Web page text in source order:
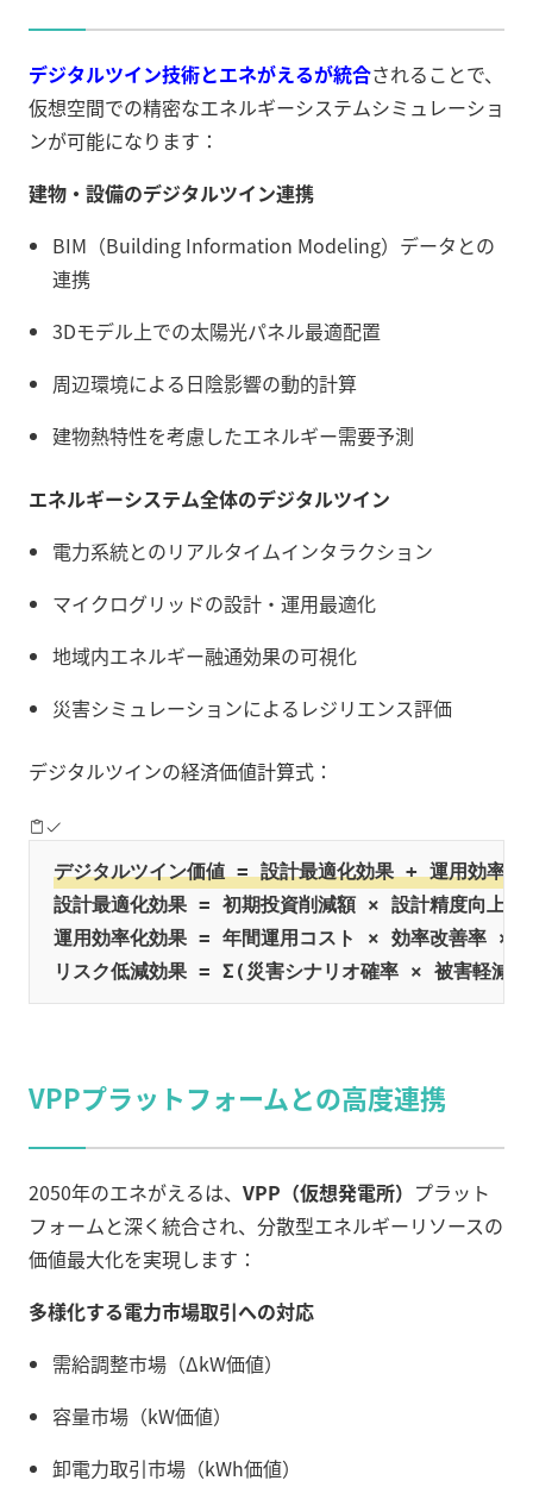
デジタルツイン技術とエネがえるが統合されることで、
仮想空間での精密なエネルギーシステムシミュレーショ
ンが可能になります：
建物・設備のデジタルツイン連携
BIM（Building Information Modeling）データとの
連携
3Dモデル上での太陽光パネル最適配置
周辺環境による日陰影響の動的計算
建物熱特性を考慮したエネルギー需要予測
エネルギーシステム全体のデジタルツイン
電力系統とのリアルタイムインタラクション
マイクログリッドの設計・運用最適化
地域内エネルギー融通効果の可視化
災害シミュレーションによるレジリエンス評価
デジタルツインの経済価値計算式：
デジタルツイン価値 = 設計最適化効果 + 運用効率
設計最適化効果 = 初期投資削減額 × 設計精度向上率
運用効率化効果 = 年間運用コスト × 効率改善率 ×
リスク低減効果 = Σ(災害シナリオ確率 × 被害軽減
VPPプラットフォームとの高度連携
2050年のエネがえるは、 VPP（仮想発電所） プラット
フォームと深く統合され、分散型エネルギーリソースの
価値最大化を実現します：
多様化する電力市場取引への対応
需給調整市場（ΔkW価値）
容量市場（kW価値）
卸電力取引市場（kWh価値）